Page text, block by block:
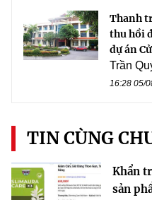
Thanh
thu hồi
dự án
Trần
16:28 05/
TIN CÙNG
Khẩn
sản